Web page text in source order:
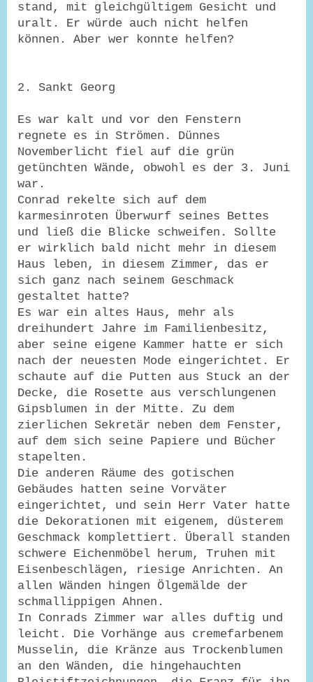
stand, mit gleichgültigem Gesicht und
uralt. Er würde auch nicht helfen
können. Aber wer konnte helfen?
2. Sankt Georg
Es war kalt und vor den Fenstern
regnete es in Strömen. Dünnes
Novemberlicht fiel auf die grün
getünchten Wände, obwohl es der 3. Juni
war.
Conrad rekelte sich auf dem
karmesinroten Überwurf seines Bettes
und ließ die Blicke schweifen. Sollte
er wirklich bald nicht mehr in diesem
Haus leben, in diesem Zimmer, das er
sich ganz nach seinem Geschmack
gestaltet hatte?
Es war ein altes Haus, mehr als
dreihundert Jahre im Familienbesitz,
aber seine eigene Kammer hatte er sich
nach der neuesten Mode eingerichtet. Er
schaute auf die Putten aus Stuck an der
Decke, die Rosette aus verschlungenen
Gipsblumen in der Mitte. Zu dem
zierlichen Sekretär neben dem Fenster,
auf dem sich seine Papiere und Bücher
stapelten.
Die anderen Räume des gotischen
Gebäudes hatten seine Vorväter
eingerichtet, und sein Herr Vater hatte
die Dekorationen mit eigenem, düsterem
Geschmack komplettiert. Überall standen
schwere Eichenmöbel herum, Truhen mit
Eisenbeschlägen, riesige Anrichten. An
allen Wänden hingen Ölgemälde der
schmallippigen Ahnen.
In Conrads Zimmer war alles duftig und
leicht. Die Vorhänge aus cremefarbenem
Musselin, die Kränze aus Trockenblumen
an den Wänden, die hingehauchten